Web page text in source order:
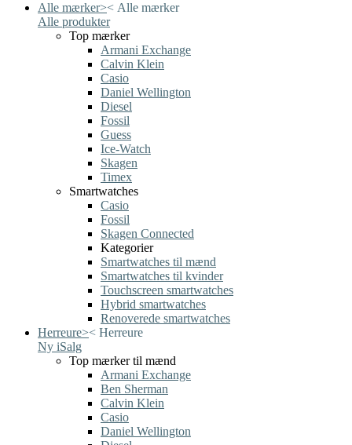
Alle mærker>< Alle mærker
Alle produkter
Top mærker
Armani Exchange
Calvin Klein
Casio
Daniel Wellington
Diesel
Fossil
Guess
Ice-Watch
Skagen
Timex
Smartwatches
Casio
Fossil
Skagen Connected
Kategorier
Smartwatches til mænd
Smartwatches til kvinder
Touchscreen smartwatches
Hybrid smartwatches
Renoverede smartwatches
Herreure>< Herreure
Ny iSalg
Top mærker til mænd
Armani Exchange
Ben Sherman
Calvin Klein
Casio
Daniel Wellington